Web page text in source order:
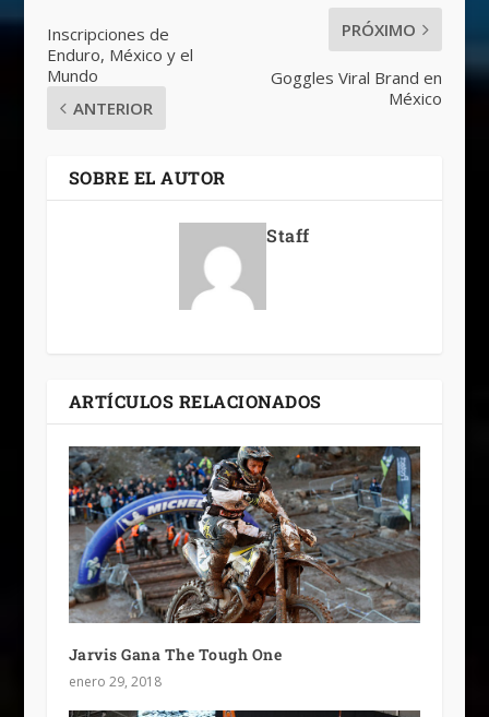
Inscripciones de
Enduro, México y el
Mundo
ANTERIOR
PRÓXIMO
Goggles Viral Brand en
México
SOBRE EL AUTOR
Staff
ARTÍCULOS RELACIONADOS
Jarvis Gana The Tough One
enero 29, 2018